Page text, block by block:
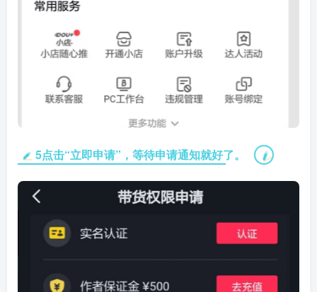
5点击“立即申请”，等待申请通知就好了。